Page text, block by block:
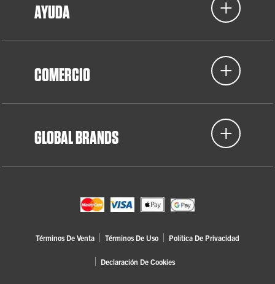
AYUDA
COMERCIO
GLOBAL BRANDS
Términos De Venta Términos De Uso Política De Privacidad
Declaración De Cookies